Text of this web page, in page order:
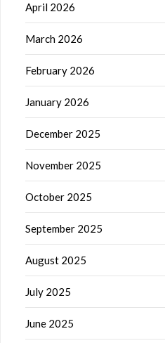
April 2026
March 2026
February 2026
January 2026
December 2025
November 2025
October 2025
September 2025
August 2025
July 2025
June 2025